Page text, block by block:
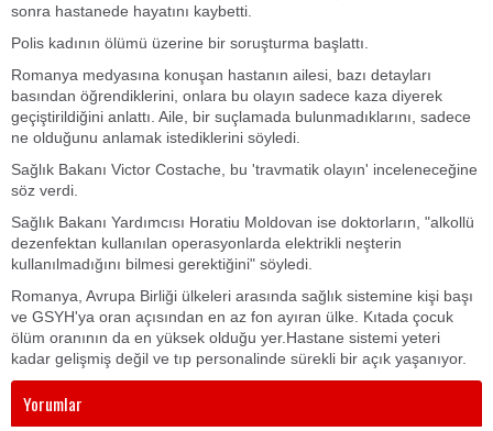
sonra hastanede hayatını kaybetti.
Polis kadının ölümü üzerine bir soruşturma başlattı.
Romanya medyasına konuşan hastanın ailesi, bazı detayları
basından öğrendiklerini, onlara bu olayın sadece kaza diyerek
geçiştirildiğini anlattı. Aile, bir suçlamada bulunmadıklarını, sadece
ne olduğunu anlamak istediklerini söyledi.
Sağlık Bakanı Victor Costache, bu 'travmatik olayın' inceleneceğine
söz verdi.
Sağlık Bakanı Yardımcısı Horatiu Moldovan ise doktorların, "alkollü
dezenfektan kullanılan operasyonlarda elektrikli neşterin
kullanılmadığını bilmesi gerektiğini" söyledi.
Romanya, Avrupa Birliği ülkeleri arasında sağlık sistemine kişi başı
ve GSYH'ya oran açısından en az fon ayıran ülke. Kıtada çocuk
ölüm oranının da en yüksek olduğu yer.Hastane sistemi yeteri
kadar gelişmiş değil ve tıp personalinde sürekli bir açık yaşanıyor.
Yorumlar